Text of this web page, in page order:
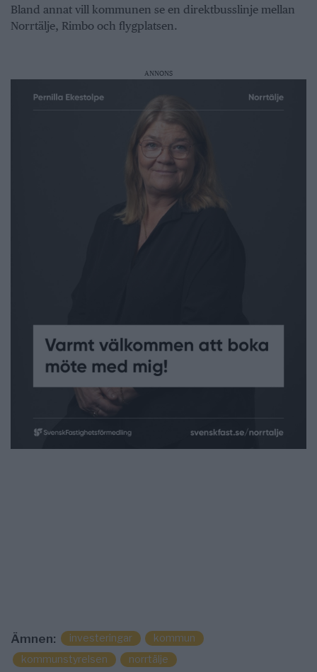
Bland annat vill kommunen se en direktbusslinje mellan
Norrtälje, Rimbo och flygplatsen.
ANNONS
Ämnen: investeringar
kommun
kommunstyrelsen
norrtälje